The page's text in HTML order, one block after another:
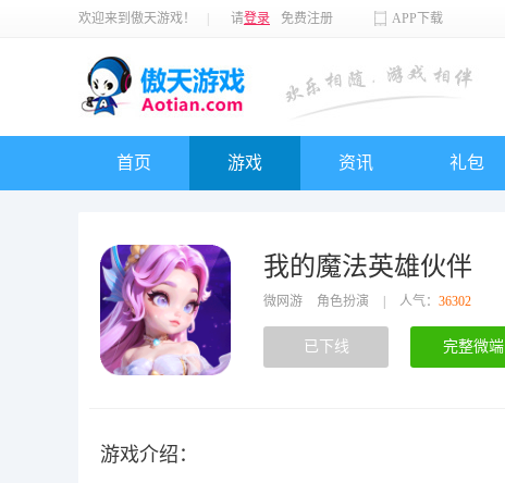
欢迎来到傲天游戏！ 请登录 免费注册 APP下载
首页 游戏 资讯 礼包
我的魔法英雄伙伴
微网游 角色扮演 人气： 36302
已下线 完整微端
游戏介绍：